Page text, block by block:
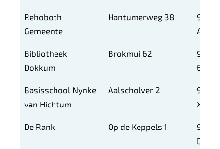
i
e
i
n
s
Rehoboth
Gemeente
Hantumerweg 38
9101
AB
Bibliotheek
Dokkum
Brokmui 62
9101
EZ
Basisschool Nynke
van Hichtum
Aalscholver 2
9101
XN
De Rank Op de Keppels 1
9101
DG